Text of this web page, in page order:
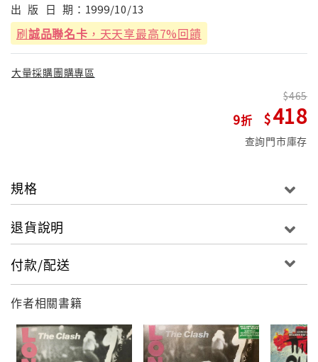
出 版 日 期： 1999/10/13
刷誠品聯名卡 ，天天享最高7%回饋
大量採購團購專區
9
465
418
查詢門市庫存
規格
退貨說明
付款/配送
作者相關書籍